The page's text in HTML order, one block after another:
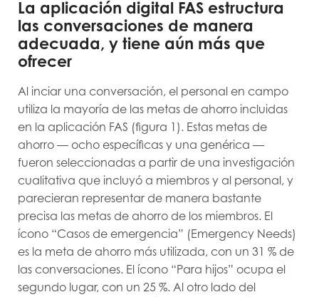
La aplicación digital FAS estructura
las conversaciones de manera
adecuada, y tiene aún más que
ofrecer
Al inciar una conversación, el personal en campo
utiliza la mayoría de las metas de ahorro incluidas
en la aplicación FAS (figura 1). Estas metas de
ahorro — ocho específicas y una genérica —
fueron seleccionadas a partir de una investigación
cualitativa que incluyó a miembros y al personal, y
parecieran representar de manera bastante
precisa las metas de ahorro de los miembros. El
ícono “Casos de emergencia” (Emergency Needs)
es la meta de ahorro más utilizada, con un 31 % de
las conversaciones. El ícono “Para hijos” ocupa el
segundo lugar, con un 25 %. Al otro lado del